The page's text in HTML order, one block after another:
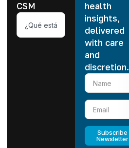
CSM
health
insights,
delivered
with care
and
discretion.
Subscribe
Newsletter